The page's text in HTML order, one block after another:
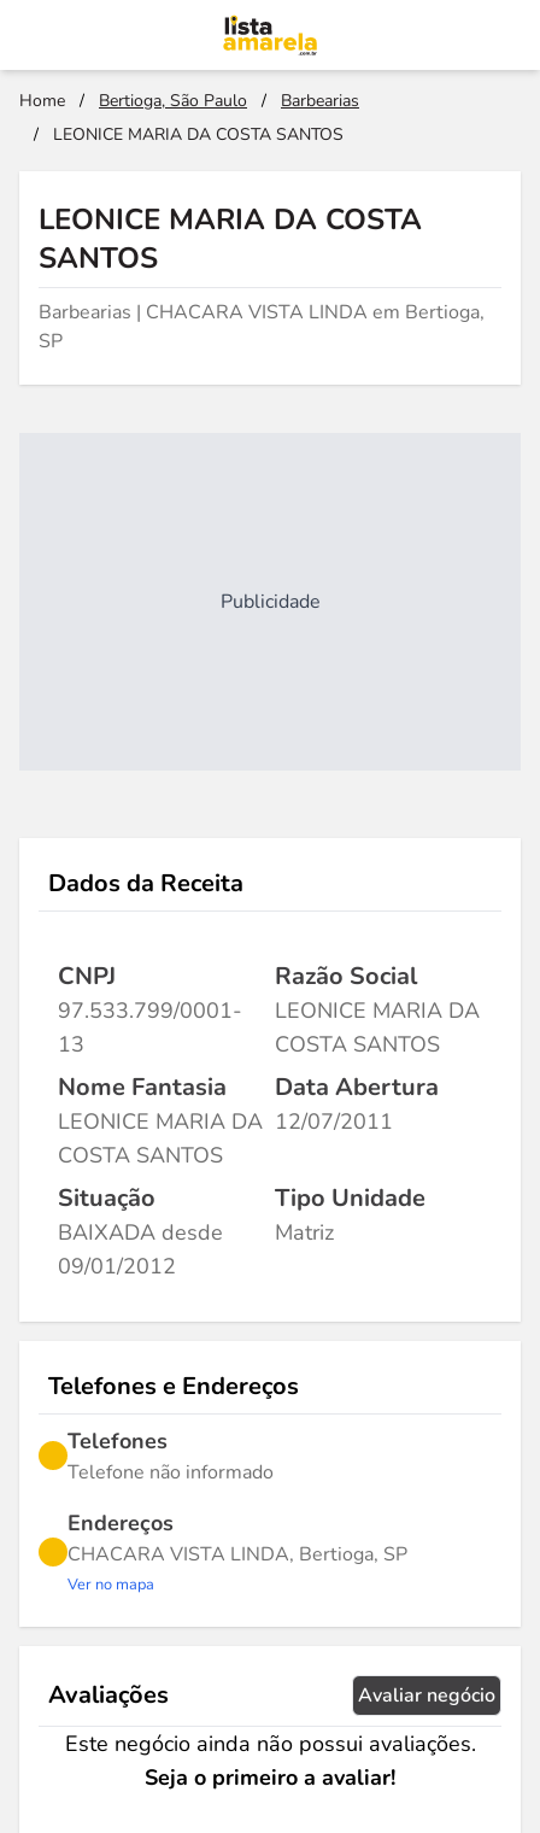
Home / Bertioga, São Paulo /
Barbearias
/
LEONICE MARIA DA COSTA SANTOS
LEONICE MARIA DA COSTA
SANTOS
Barbearias | CHACARA VISTA LINDA em Bertioga,
SP
Publicidade
Dados da Receita
CNPJ
97.533.799/0001-
13
Razão Social
LEONICE MARIA DA
COSTA SANTOS
Nome Fantasia
LEONICE MARIA DA
COSTA SANTOS
Data Abertura
12/07/2011
Situação
BAIXADA desde
09/01/2012
Tipo Unidade
Matriz
Telefones e Endereços
Telefones
Telefone não informado
Endereços
CHACARA VISTA LINDA, Bertioga, SP
Ver no mapa
Avaliações Avaliar negócio
Este negócio ainda não possui avaliações.
Seja o primeiro a avaliar!